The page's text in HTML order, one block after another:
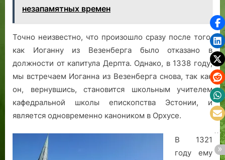
незапамятных времен
Точно неизвестно, что произошло сразу после того,
как Иоганну из Везенберга было отказано в
должности от капитула Дерпта. Однако, в 1338 году,
мы встречаем Иоганна из Везенберга снова, так как
он, вернувшись, становится школьным учителем
кафедральной школы епископства Эстонии, и
является одновременно каноником в Орхусе.
В 1321
году ему